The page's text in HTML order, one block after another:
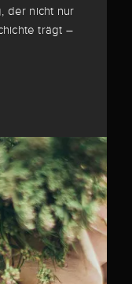
der nicht nur
trägt –